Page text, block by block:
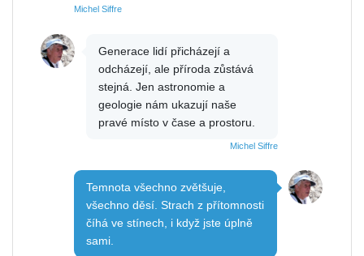
Michel Siffre
Generace lidí přicházejí a
odcházejí, ale příroda zůstává
stejná. Jen astronomie a
geologie nám ukazují naše
pravé místo v čase a prostoru.
Michel Siffre
Temnota všechno zvětšuje,
všechno děsí. Strach z přítomnosti
číhá ve stínech, i když jste úplně
sami.